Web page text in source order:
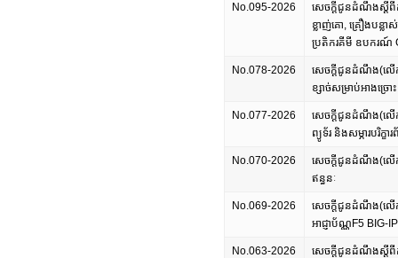
No.095-2026
សេចក្តីជូនដំណឹងស្តីពីក
ខ្លាញ់គោ, គ្រឿងបន្លា
ប្រតិករគីមី ឧបករណ៍
No.078-2026
សេចក្តីជូនដំណឹង(លើកទី
ខ្សាច់សម្រាប់អាងច្រោះ
No.077-2026
សេចក្តីជូនដំណឹង(លើក
ព្យូទ័រ និងសម្ភារបរិក្ខា
No.070-2026
សេចក្តីជូនដំណឹង(លើកទី
ឥន្ធនៈ
No.069-2026
សេចក្តីជូនដំណឹង(លើកទី
អាជ្ញាប័ណ្ណF5 BIG-IP
No.063-2026
សេចក្តីជូនដំណឹងស្តីពីកា